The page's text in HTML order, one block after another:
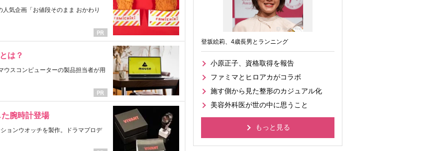
気企画「お値段そのまま おかわり
は？
ウスコンピューターの製品担当者が用
腕時計登場
ョンウオッチを製作。ドラマプロデ
登坂絵莉、4歳長男とランニング
小原正子、資格取得を報告
ファミマとヒロアカがコラボ
施す側から見た整形のカジュアル化
美容外科医が世の中に思うこと
もっと見る